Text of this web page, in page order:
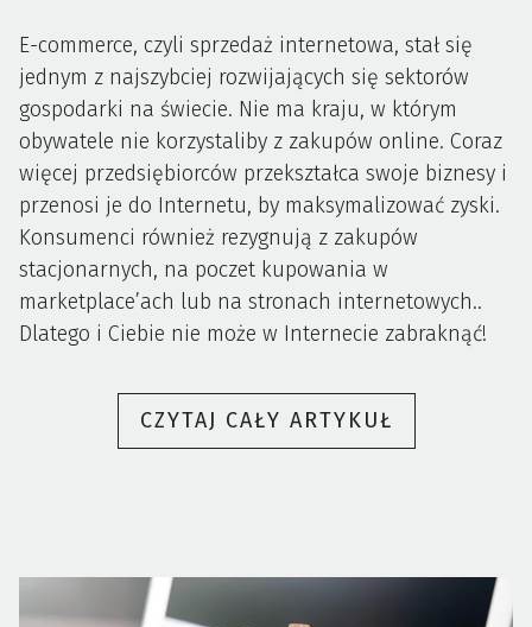
E-commerce, czyli sprzedaż internetowa, stał się
jednym z najszybciej rozwijających się sektorów
gospodarki na świecie. Nie ma kraju, w którym
obywatele nie korzystaliby z zakupów online. Coraz
więcej przedsiębiorców przekształca swoje biznesy i
przenosi je do Internetu, by maksymalizować zyski.
Konsumenci również rezygnują z zakupów
stacjonarnych, na poczet kupowania w
marketplace’ach lub na stronach internetowych..
Dlatego i Ciebie nie może w Internecie zabraknąć!
CZYTAJ CAŁY ARTYKUŁ
KROKI
JAK
ROZPOCZĄĆ